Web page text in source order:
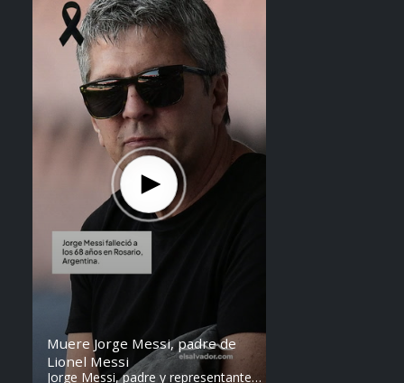
Muere Jorge Messi, padre de
Lionel Messi
Jorge Messi, padre y representante